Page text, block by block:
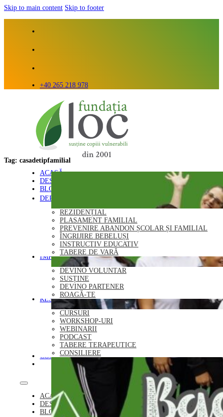
Skip to main content Skip to footer
+40 265 218 978
ACASĂ
DESPRE NOI
BLOG
DEPARTAMENTE
REZIDENȚIAL
PLASAMENT FAMILIAL
PREVENIRE ABANDON ȘCOLAR ȘI FAMILIAL
ÎNGRIJIRE BEBELUȘI
INSTRUCTIV EDUCATIV
TABERE DE VARĂ
IMPLICĂ-TE
DEVINO VOLUNTAR
SUSȚINE
DEVINO PARTENER
ROAGĂ-TE
RESURSE
CURSURI
WORKSHOP-URI
WEBINARII
PODCAST
TABERE TERAPEUTICE
CONSILIERE
CONTACT
DONEAZĂ
ACASĂ
DESPRE NOI
BLOG
Tag: casadetipfamilial